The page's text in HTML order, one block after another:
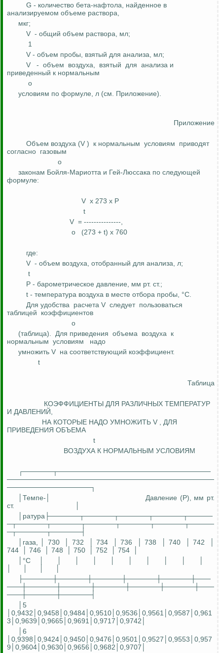
G - количество бета-нафтола, найденное в
анализируемом объеме раствора,
мкг;
V - общий объем раствора, мл;
1
V - объем пробы, взятый для анализа, мл;
V
- объем воздуха, взятый для анализа и
приведенный к нормальным
о
условиям по формуле, л (см. Приложение).
Приложение
Объем воздуха (V ) к нормальным условиям
приводят
согласно газовым
о
законам Бойля-Мариотта и Гей-Люссака по следующей
формуле:
V х 273 х P
t
V = ---------------,
о
(273 + t) х 760
где:
V - объем воздуха, отобранный для анализа, л;
t
P - барометрическое давление, мм рт. ст.;
t - температура воздуха в месте отбора пробы, °С.
Для удобства расчета V следует пользоваться
таблицей
коэффициентов
о
(таблица). Для приведения объема воздуха к
нормальным условиям
надо
умножить V на соответствующий коэффициент.
t
Таблица
КОЭФФИЦИЕНТЫ ДЛЯ РАЗЛИЧНЫХ ТЕМПЕРАТУР
И ДАВЛЕНИЙ,
НАКОТОРЫЕ НАДО УМНОЖИТЬ V , ДЛЯ
ПРИВЕДЕНИЯ ОБЪЕМА
t
ВОЗДУХА К НОРМАЛЬНЫМ УСЛОВИЯМ
┌──────┬───────────────────────────────
──────────────────────────────────────────
─────────────────┐
│Темпе-
Давление (P), мм рт.
ст.
│ратура├──────┬──────┬──────┬──────┬─────
─┬──────┬──────┬──────┬──────┬──────┬─────
─┬──────┬──────┤
│газа, │ 730
│ 732 │ 734 │ 736 │ 738 │ 740 │ 742
744
│ 746 │ 748 │ 750 │ 752 │ 754
│°С
├──────┼──────┼──────┼──────┼──────┼───
───┼──────┼──────┼──────┼──────┼──────┼───
───┼──────┼──────┤
│5
│0,9432│0,9458│0,9484│0,9510│0,9536│0,9561│0,9587│0,961
3│0,9639│0,9665│0,9691│0,9717│0,9742│
│6
│0,9398│0,9424│0,9450│0,9476│0,9501│0,9527│0,9553│0,957
9│0,9604│0,9630│0,9656│0,9682│0,9707│